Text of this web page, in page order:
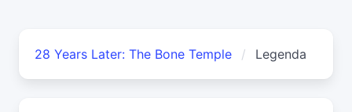
28 Years Later: The Bone Temple Legenda